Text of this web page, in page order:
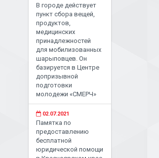
В городе действует
пункт сбора вещей,
продуктов,
медицинских
принадлежностей
для мобилизованных
шарыповцев. Он
базируется в Центре
допризывной
подготовки
молодежи «СМЕРЧ»
02.07.2021
Памятка по
предоставлению
бесплатной
юридической помощи